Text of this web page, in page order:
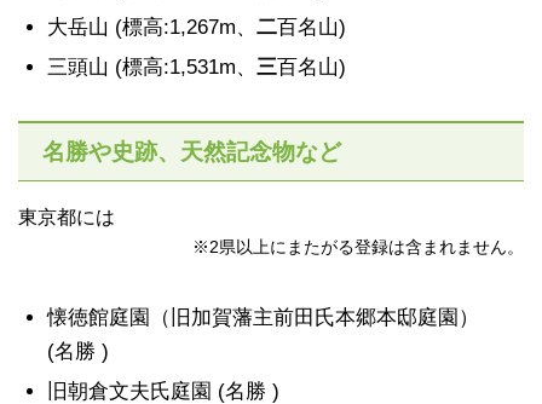
大岳山 (標高:1,267m、 二百名山)
三頭山 (標高:1,531m、 三百名山)
名勝や史跡、天然記念物など
東京都には
※2県以上にまたがる登録は含まれません。
懐徳館庭園（旧加賀藩主前田氏本郷本邸庭園）
(名勝 )
旧朝倉文夫氏庭園 (名勝 )